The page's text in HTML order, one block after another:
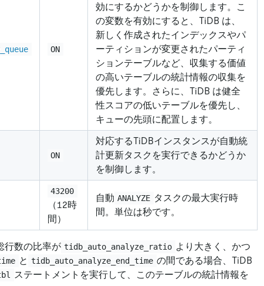
ON
効にするかどうかを制御します。こ
の変数を有効にすると、TiDB は、
新しく作成されたインデックスやパ
ーティションが変更されたパーティ
ションテーブルなど、収集する価値
の高いテーブルの統計情報の収集を
優先します。さらに、TiDB は健全
性スコアの低いテーブルを優先し、
キューの先頭に配置します。
ON
対応するTiDBインスタンスが自動統
計更新タスクを実行できるかどうか
を制御します。
43200
（12時
間）
自動 ANALYZE タスクの最大実行時
間。単位は秒です。
行数の比率が tidb_auto_analyze_ratio より大きく、かつ
と tidb_auto_analyze_end_time の間である場合、TiDB
ステートメントを実行して、このテーブルの統計情報を